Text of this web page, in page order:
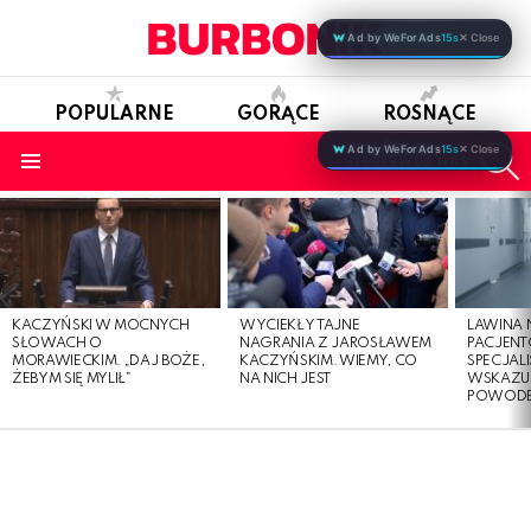
POPULARNE GORĄCE ROSNĄCE
LATEST
KACZYŃSKI W MOCNYCH
SŁOWACH O
MORAWIECKIM. „DAJ BOŻE,
ŻEBYM SIĘ MYLIŁ”
WYCIEKŁY TAJNE
NAGRANIA Z JAROSŁAWEM
KACZYŃSKIM. WIEMY, CO
NA NICH JEST
LAWINA
Ad by WeForAds15s✕ Close
Ad by WeForAds15s✕ Close